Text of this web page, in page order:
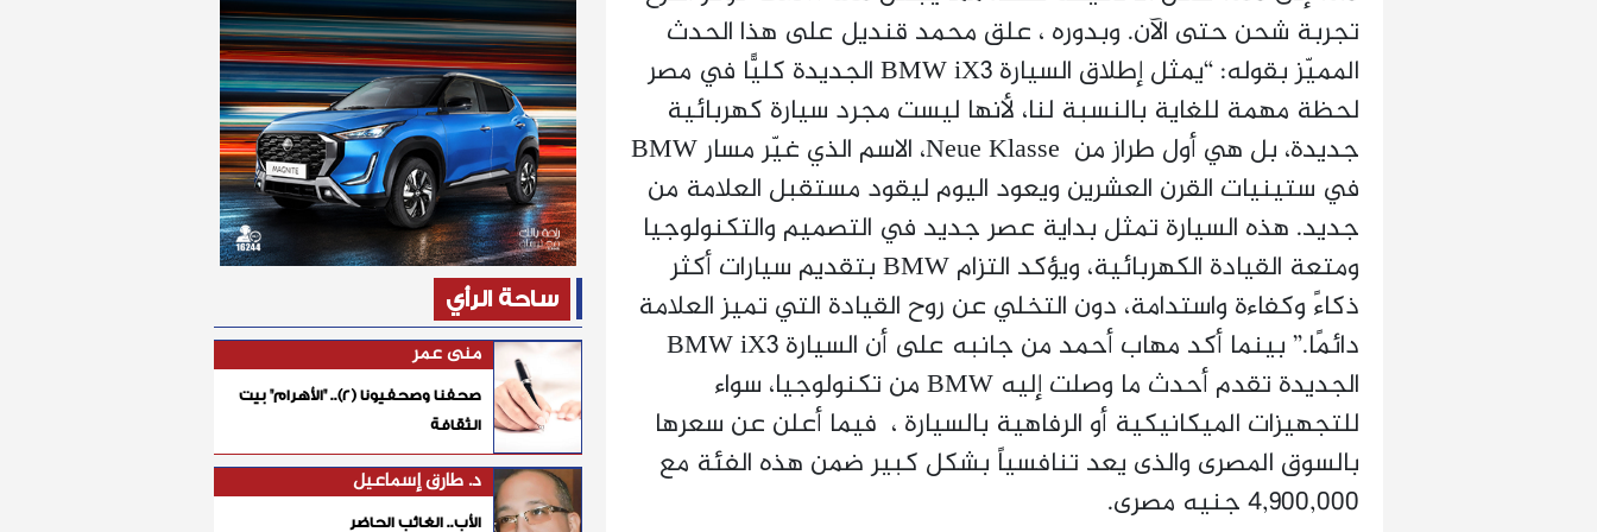
تجربة شحن حتى الآن. وبدوره ، علق محمد قنديل على هذا الحدث
المميّز بقوله: “يمثل إطلاق السيارة BMW iX3 الجديدة كليًّا في مصر
لحظة مهمة للغاية بالنسبة لنا، لأنها ليست مجرد سيارة كهربائية
جديدة، بل هي أول طراز من Neue Klasse، الاسم الذي غيّر مسار BMW
في ستينيات القرن العشرين ويعود اليوم ليقود مستقبل العلامة من
جديد. هذه السيارة تمثل بداية عصر جديد في التصميم والتكنولوجيا
ومتعة القيادة الكهربائية، ويؤكد التزام BMW بتقديم سيارات أكثر
ذكاءً وكفاءة واستدامة، دون التخلي عن روح القيادة التي تميز العلامة
دائمًا.” بينما أكد مهاب أحمد من جانبه على أن السيارة BMW iX3
الجديدة تقدم أحدث ما وصلت إليه BMW من تكنولوجيا، سواء
للتجهيزات الميكانيكية أو الرفاهية بالسيارة ، فيما أعلن عن سعرها
بالسوق المصرى والذى يعد تنافسياً بشكل كبير ضمن هذه الفئة مع
4,900,000 جنيه مصرى.
ساحة الرأي
منى عمر
صحفنا وصحفيونا (٢).. "الأهرام" بيت
الثقافة
د. طارق إسماعيل
الأب.. الغائب الحاضر